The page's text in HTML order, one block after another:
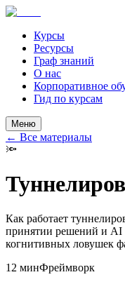
Курсы
Ресурсы
Граф знаний
О нас
Корпоративное
Гид по курсам
Меню
← Все материалы
🔦
Как работает
принятии решений и AI
когнитивных ловушек
12 минФреймворк